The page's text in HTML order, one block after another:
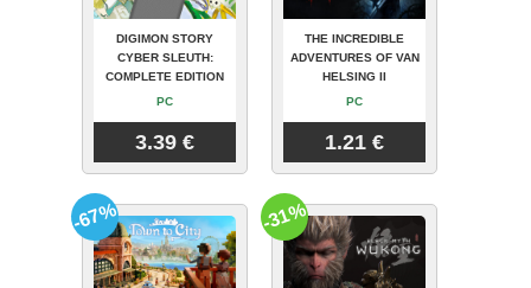
DIGIMON STORY
CYBER SLEUTH:
COMPLETE EDITION
PC
3.39 €
THE INCREDIBLE
ADVENTURES OF VAN
HELSING II
PC
1.21 €
-67% -31%